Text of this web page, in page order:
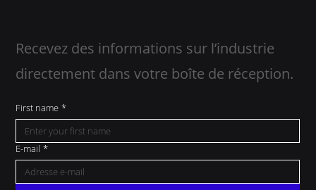
Recevez des informations sur l’industrie
directement dans votre boîte de réception.
First name *
E-mail *